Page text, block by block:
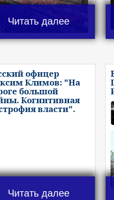
Читать далее
офицер
Климов: "На
большой
Когнитивная
власти".
Читать далее